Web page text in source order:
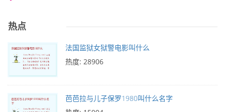
热点
法国监狱女狱警电影叫什么
热度: 28906
芭芭拉与儿子保罗1980叫什么名字